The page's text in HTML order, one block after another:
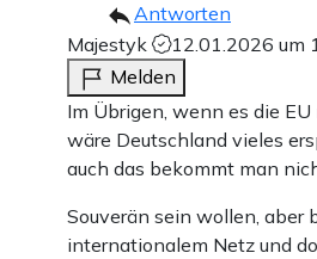
Antworten
Majestyk
12.01.2026 um
Melden
Im Übrigen, wenn es die
wäre Deutschland vieles
auch das bekommt man
Souverän sein wollen, aber
internationalem Netz und